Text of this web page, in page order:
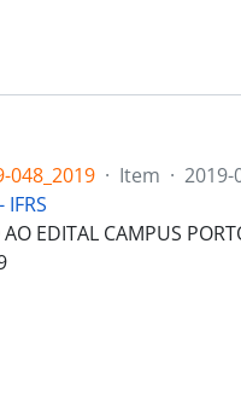
048_2019 · Item · 2019-
EDITAL CAMPUS